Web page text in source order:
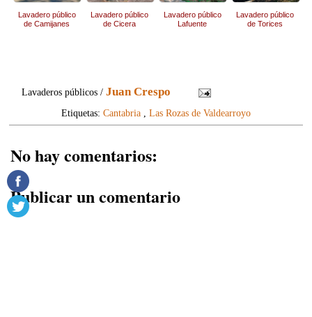
Lavadero público
de Camijanes
Lavadero público
de Cicera
Lavadero público
Lafuente
Lavadero público
de Torices
Lavaderos públicos /Juan Crespo
Etiquetas: Cantabria Las Rozas de Valdearroyo
No hay comentarios:
Publicar un comentario